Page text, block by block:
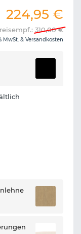
224,95 €
310,00€
MwSt. & Versandkosten